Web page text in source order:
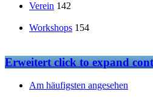
Verein 142
Workshops 154
Erweitertclick to expand
Am häufigsten angesehen